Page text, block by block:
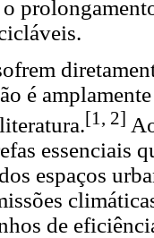
é
[1, 2]
essenciais
espaços
de